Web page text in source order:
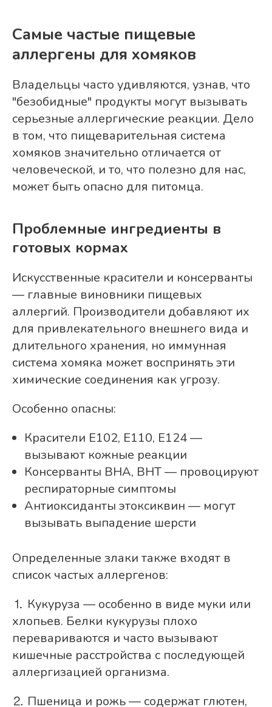
Самые частые пищевые
аллергены для хомяков
Владельцы часто удивляются, узнав, что
"безобидные" продукты могут вызывать
серьезные аллергические реакции. Дело
в том, что пищеварительная система
хомяков значительно отличается от
человеческой, и то, что полезно для нас,
может быть опасно для питомца.
Проблемные ингредиенты в
готовых кормах
Искусственные красители и консерванты
— главные виновники пищевых
аллергий. Производители добавляют их
для привлекательного внешнего вида и
длительного хранения, но иммунная
система хомяка может воспринять эти
химические соединения как угрозу.
Особенно опасны:
Красители E102, E110, E124 —
вызывают кожные реакции
Консерванты BHA, BHT — провоцируют
респираторные симптомы
Антиоксиданты этоксиквин — могут
вызывать выпадение шерсти
Определенные злаки также входят в
список частых аллергенов:
⒈ Кукуруза — особенно в виде муки или
хлопьев. Белки кукурузы плохо
перевариваются и часто вызывают
кишечные расстройства с последующей
аллергизацией организма.
⒉ Пшеница и рожь — содержат глютен,